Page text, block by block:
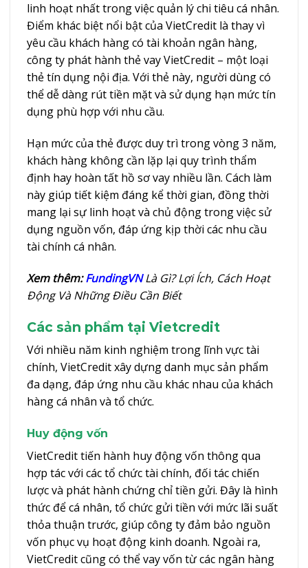
linh hoạt nhất trong việc quản lý chi tiêu cá nhân.
Điểm khác biệt nổi bật của VietCredit là thay vì
yêu cầu khách hàng có tài khoản ngân hàng,
công ty phát hành thẻ vay VietCredit – một loại
thẻ tín dụng nội địa. Với thẻ này, người dùng có
thể dễ dàng rút tiền mặt và sử dụng hạn mức tín
dụng phù hợp với nhu cầu.
Hạn mức của thẻ được duy trì trong vòng 3 năm,
khách hàng không cần lặp lại quy trình thẩm
định hay hoàn tất hồ sơ vay nhiều lần. Cách làm
này giúp tiết kiệm đáng kể thời gian, đồng thời
mang lại sự linh hoạt và chủ động trong việc sử
dụng nguồn vốn, đáp ứng kịp thời các nhu cầu
tài chính cá nhân.
Xem thêm:FundingVN Là Gì? Lợi Ích, Cách Hoạt
Động Và Những Điều Cần Biết
Các sản phẩm tại Vietcredit
Với nhiều năm kinh nghiệm trong lĩnh vực tài
chính, VietCredit xây dựng danh mục sản phẩm
đa dạng, đáp ứng nhu cầu khác nhau của khách
hàng cá nhân và tổ chức.
Huy động vốn
VietCredit tiến hành huy động vốn thông qua
hợp tác với các tổ chức tài chính, đối tác chiến
lược và phát hành chứng chỉ tiền gửi. Đây là hình
thức để cá nhân, tổ chức gửi tiền với mức lãi suất
thỏa thuận trước, giúp công ty đảm bảo nguồn
vốn phục vụ hoạt động kinh doanh. Ngoài ra,
VietCredit cũng có thể vay vốn từ các ngân hàng